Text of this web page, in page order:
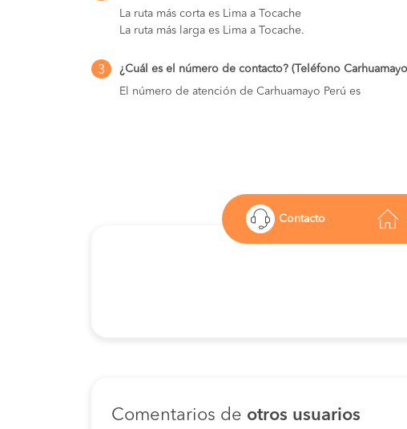
Lima a Cerro De Pasco
La ruta más corta es Lima a Tocache
La ruta más larga es Lima a Tocache.
3
¿Cuál es el número de contacto? (Teléfono
El número de atención de Carhuamayo Perú es
Contacto
Comentarios de otros usuarios